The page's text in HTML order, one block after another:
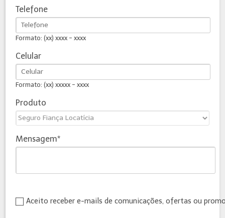
Telefone
Formato: (xx) xxxx - xxxx
Celular
Formato: (xx) xxxxx - xxxx
Produto
Mensagem
Aceito receber e-mails de comunicações, ofertas ou